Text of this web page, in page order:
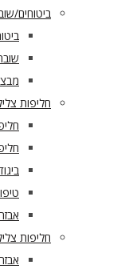
ביטוחים/
חליפות
חליפות